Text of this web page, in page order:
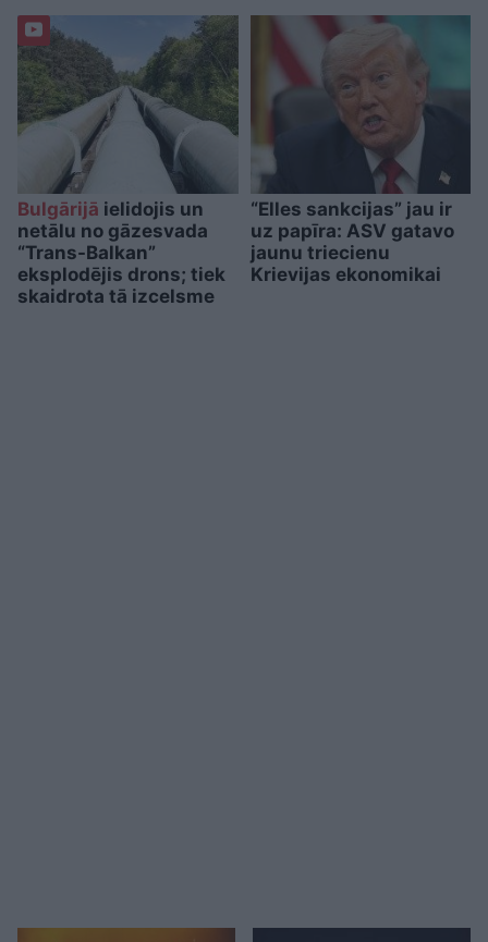
Bulgārijā ielidojis un
netālu no gāzesvada
“Trans-Balkan”
eksplodējis drons; tiek
skaidrota tā izcelsme
“Elles sankcijas” jau ir
uz papīra: ASV gatavo
jaunu triecienu
Krievijas ekonomikai